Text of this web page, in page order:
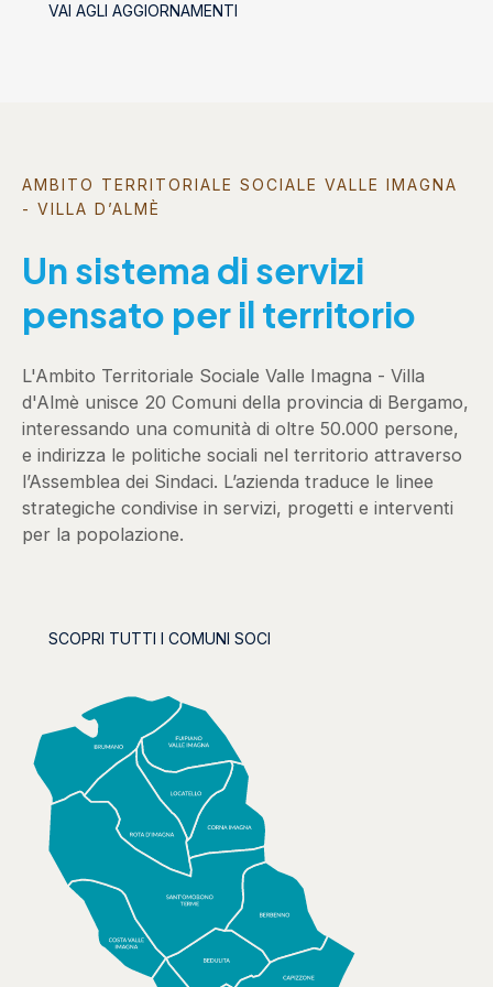
VAI AGLI AGGIORNAMENTI
AMBITO TERRITORIALE SOCIALE VALLE IMAGNA
- VILLA D’ALMÈ
Un sistema di servizi
pensato per il territorio
L'Ambito Territoriale Sociale Valle Imagna - Villa
d'Almè unisce 20 Comuni della provincia di Bergamo,
interessando una comunità di oltre 50.000 persone,
e indirizza le politiche sociali nel territorio attraverso
l’Assemblea dei Sindaci. L’azienda traduce le linee
strategiche condivise in servizi, progetti e interventi
per la popolazione.
SCOPRI TUTTI I COMUNI SOCI